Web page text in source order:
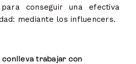
conseguir una efectiva
mediante los influencers.
trabajar con